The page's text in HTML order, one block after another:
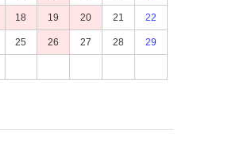
18 19 20 21 22
25 26 27 28 29